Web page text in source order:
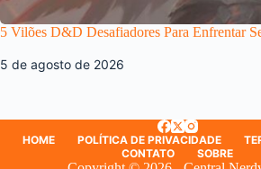
5 Vilões D&D Desafiadores Para Enfrentar
5 de agosto de 2026
HOME POLÍTICA DE PRIVACIDADE
CONTATO
SOBRE